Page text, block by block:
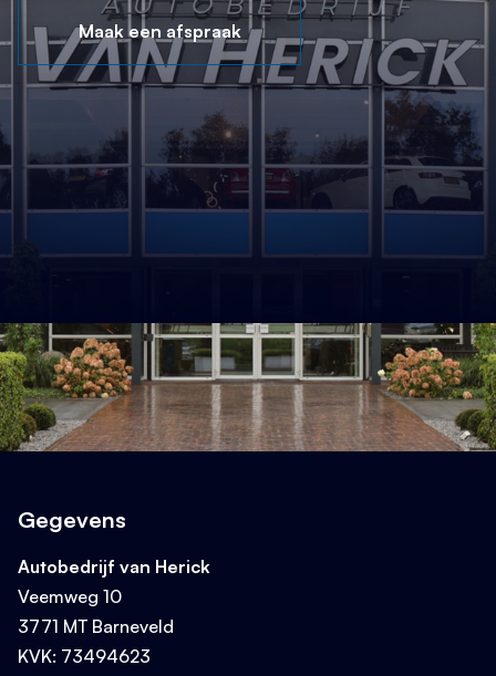
Maak een afspraak
Gegevens
Autobedrijf van Herick
Veemweg 10
3771 MT Barneveld
KVK: 73494623
Zoeken
Bekijk ons aanbod
Verkoop whatsapp
+316 13 76 91 91
Bel met het team
+31 342 47 00 25
Stel een vraag
Ontvang antwoord via e-mail